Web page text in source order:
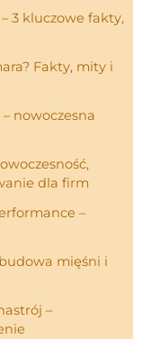
3 kluczowe fakty,
Fakty, mity i
nowoczesna
dla firm
–
mięśni i
–